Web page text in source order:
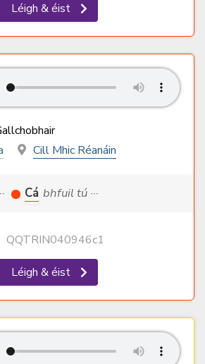
Léigh & éist
Cill Mhic Réanáin
Cá bhfuil tú ···
QQTRIN040946c1
Léigh & éist